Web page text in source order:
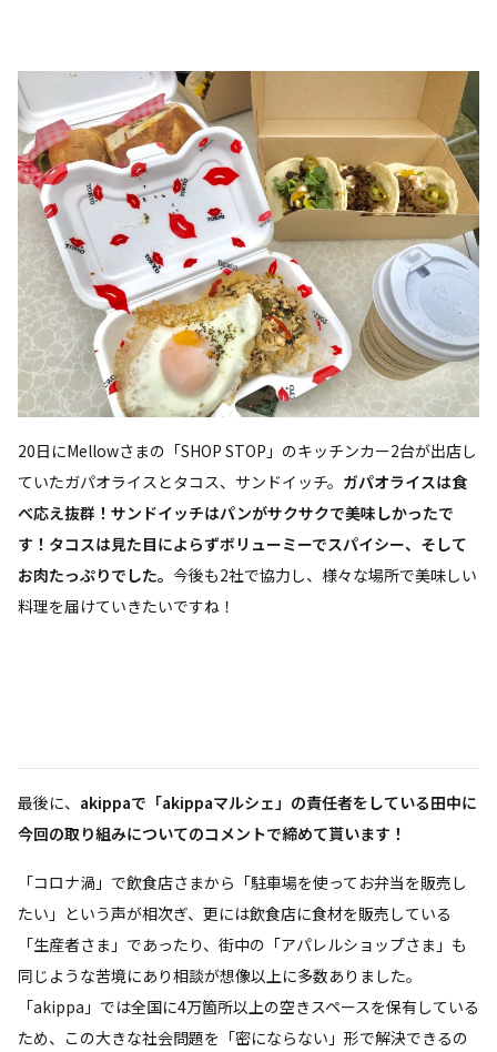
20日にMellowさまの「SHOP STOP」のキッチンカー2台が出店し
ていたガパオライスとタコス、サンドイッチ。 ガパオライスは食
べ応え抜群！サンドイッチはパンがサクサクで美味しかったで
す！タコスは見た目によらずボリューミーでスパイシー、そして
お肉たっぷりでした。 今後も2社で協力し、様々な場所で美味しい
料理を届けていきたいですね！
最後に、 akippaで「akippaマルシェ」の責任者をしている田中に
今回の取り組みについてのコメントで締めて貰います！
「コロナ渦」で飲食店さまから「駐車場を使ってお弁当を販売し
たい」という声が相次ぎ、更には飲食店に食材を販売している
「生産者さま」であったり、街中の「アパレルショップさま」も
同じような苦境にあり相談が想像以上に多数ありました。
「akippa」では全国に4万箇所以上の空きスペースを保有している
ため、この大きな社会問題を「密にならない」形で解決できるの